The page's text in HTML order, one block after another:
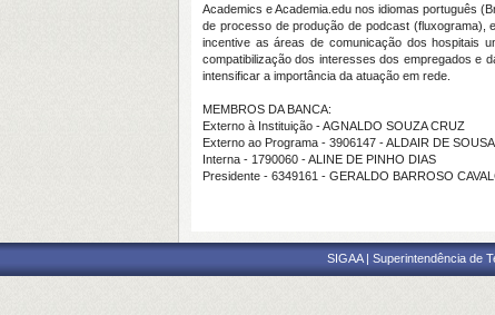
Academics e Academia.edu nos idiomas português
de processo de produção de podcast (fluxograma),
incentive as áreas de comunicação dos hospitais
compatibilização dos interesses dos empregados e
intensificar a importância da atuação em rede.
MEMBROS DA BANCA:
Externo à Instituição - AGNALDO SOUZA CRUZ
Externo ao Programa - 3906147 - ALDAIR DE SOUSA
Interna - 1790060 - ALINE DE PINHO DIAS
Presidente - 6349161 - GERALDO BARROSO
SIGAA | Superintendência de